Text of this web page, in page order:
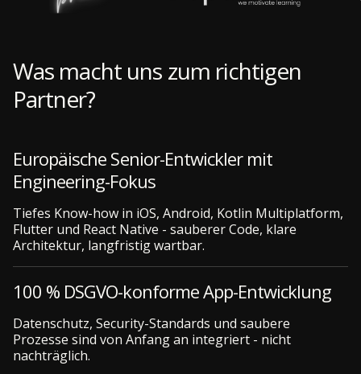
Was macht uns zum richtigen
Partner?
Europäische Senior-Entwickler mit
Engineering-Fokus
Tiefes Know-how in iOS, Android, Kotlin Multiplatform,
Flutter und React Native - sauberer Code, klare
Architektur, langfristig wartbar.
100 % DSGVO-konforme App-Entwicklung
Datenschutz, Security-Standards und saubere
Prozesse sind von Anfang an integriert - nicht
nachträglich.